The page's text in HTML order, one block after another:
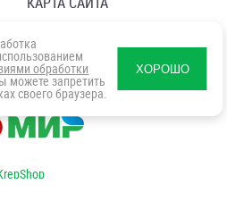
персональных данных
обработку персональных данны
обработки
можете запретить
своего браузера.
ХОРОШО